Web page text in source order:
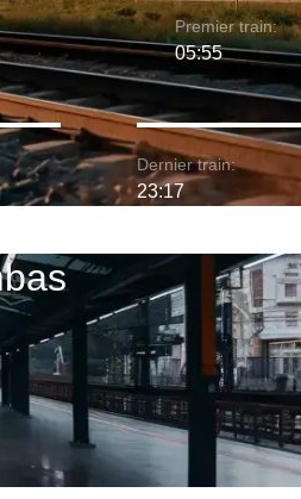
Premier train:
05:55
Dernier train:
23:17